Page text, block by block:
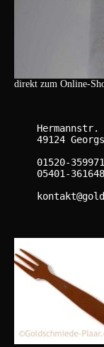
direkt zum Online-